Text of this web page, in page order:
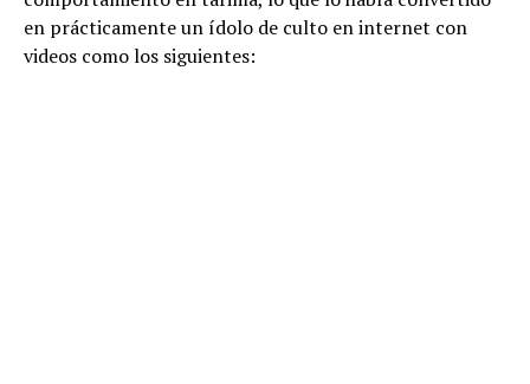
en prácticamente un ídolo de culto en internet con
videos como los siguientes: